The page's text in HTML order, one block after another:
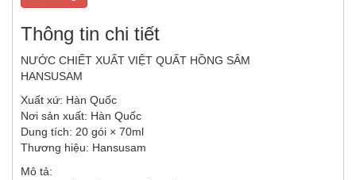
Thông tin chi tiết
NƯỚC CHIẾT XUẤT VIỆT QUẤT HỒNG SÂM
HANSUSAM
Xuất xứ: Hàn Quốc
Nơi sản xuất: Hàn Quốc
Dung tích: 20 gói × 70ml
Thương hiệu: Hansusam
Mô tả: